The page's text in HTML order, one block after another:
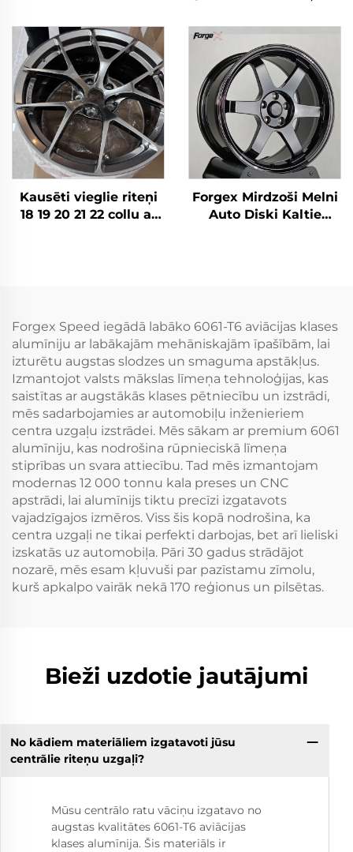
8x180 8x6.5 6x5.5 5x5
Kravas auto riteņi
maliņa, pulēti 5x114,3
Lexus IS300 Nissan
350Z 370Z GS300 S13
R32
Kausēti vieglie riteņi
18 19 20 21 22 collu ar
Forgex Mirdzoši Melni
Auto Diski Kaltie
Forgex Speed iegādā labāko 6061-T6 aviācijas klases
alumīniju ar labākajām mehāniskajām īpašībām, lai
izturētu augstas slodzes un smaguma apstākļus.
Izmantojot valsts mākslas līmeņa tehnoloģijas, kas
saistītas ar augstākās klases pētniecību un izstrādi,
mēs sadarbojamies ar automobiļu inženieriem
centra uzgaļu izstrādei. Mēs sākam ar premium 6061
alumīniju, kas nodrošina rūpnieciskā līmeņa
stiprības un svara attiecību. Tad mēs izmantojam
modernas 12 000 tonnu kala preses un CNC
apstrādi, lai alumīnijs tiktu precīzi izgatavots
vajadzīgajos izmēros. Viss šis kopā nodrošina, ka
centra uzgaļi ne tikai perfekti darbojas, bet arī lieliski
izskatās uz automobiļa. Pāri 30 gadus strādājot
nozarē, mēs esam kļuvuši par pazīstamu zīmolu,
kurš apkalpo vairāk nekā 170 reģionus un pilsētas.
Bieži uzdotie jautājumi
No kādiem materiāliem izgatavoti jūsu
centrālie riteņu uzgaļi?
Mūsu centrālo ratu vāciņu izgatavo no
augstas kvalitātes 6061-T6 aviācijas
klases alumīnija. Šis materiāls ir